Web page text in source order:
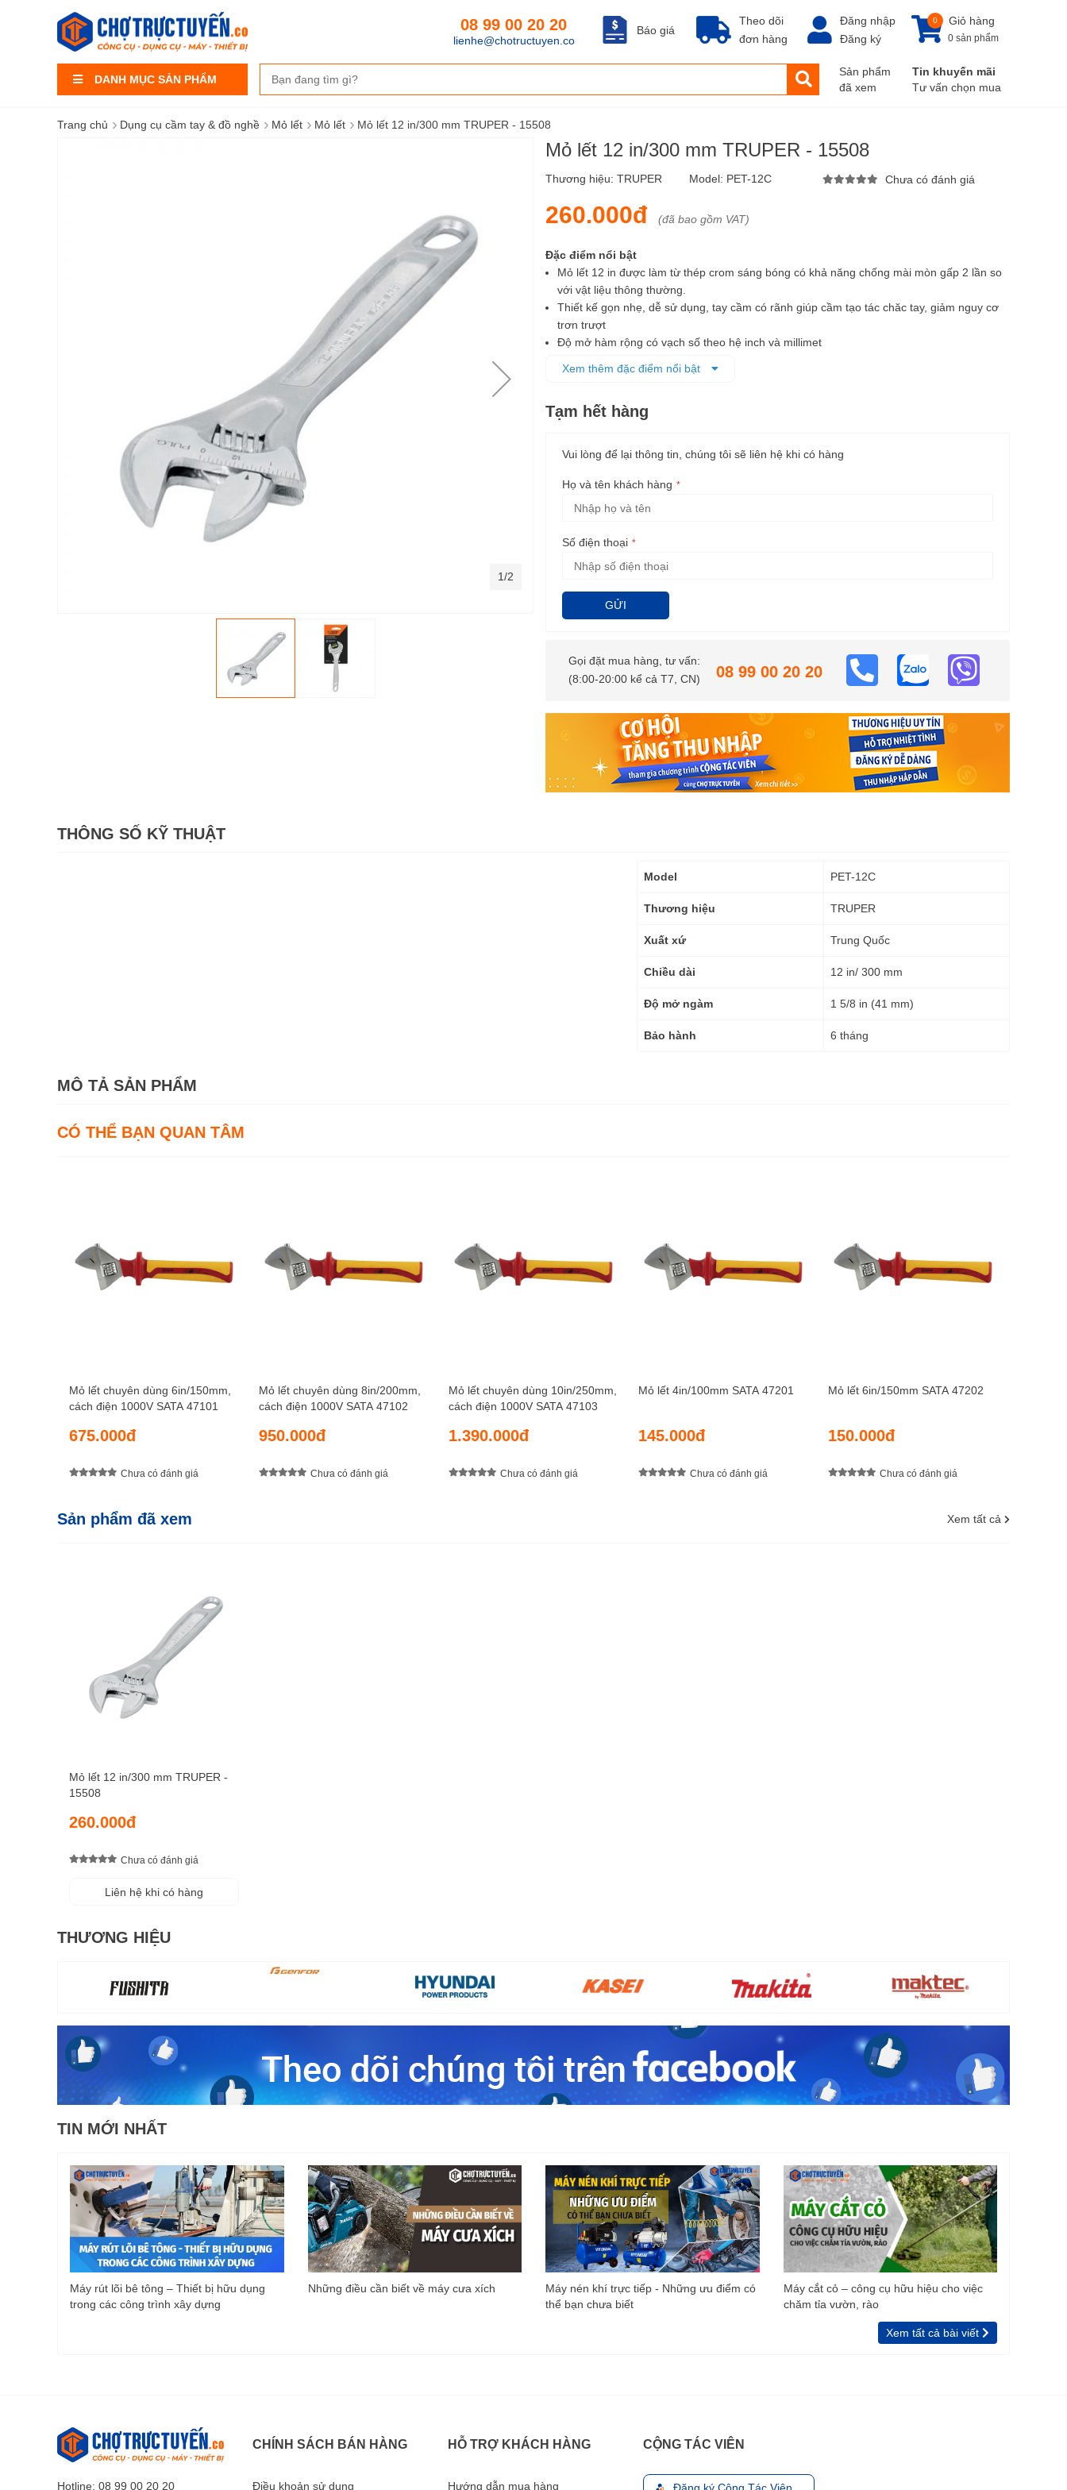
DANH MỤC SẢN PHẨM
Theo dõi
đơn hàng
Báo giá
08 99 00 20 20
lienhe@chotructuyen.co
Đăng nhập
Đăng ký
Giỏ hàng
0
0 sản phẩm
Sản phẩm
đã xem
Tin khuyến mãi
Tư vấn chọn mua
Trang chủ › Dụng cụ cầm tay & đồ nghề › Mỏ lết › Mỏ lết › Mỏ lết 12 in/300 mm TRUPER - 15508
Mỏ lết 12 in/300 mm TRUPER - 15508
Thương hiệu: TRUPER Model: PET-12C Chưa có đánh giá
260.000đ (đã bao gồm VAT)
Đặc điểm nổi bật
Mỏ lết 12 in được làm từ thép crom sáng bóng có khả năng chống mài mòn gấp 2 lần so
với vật liệu thông thường.
Thiết kế gọn nhẹ, dễ sử dụng, tay cầm có rãnh giúp cầm tạo tác chăc tay, giảm nguy cơ
trơn trượt
Độ mở hàm rộng có vạch số theo hệ inch và millimet
dùng trong công việc.
Xem thêm đặc điểm nổi bật
Tạm hết hàng
Vui lòng để lại thông tin, chúng tôi sẽ liên hệ khi có hàng
Họ và tên khách hàng
Số điện thoại
GỬI
Gọi đặt mua hàng, tư vấn:
(8:00-20:00 kể cả T7, CN)
08 99 00 20 20
1/2
THÔNG SỐ KỸ THUẬT
Thông
kỹ
Model PET-12C
Thương hiệu TRUPER
Xuất xứ Trung Quốc
Chiều dài 12 in/ 300 mm
Độ mở ngàm 1 5/8 in (41 mm)
Bảo hành 6 tháng
MÔ TẢ SẢN PHẨM
CÓ THỂ BẠN QUAN TÂM
Mỏ lết chuyên dùng 6in/150mm,
cách điện 1000V SATA 47101
675.000đ
Chưa có đánh giá
Mỏ lết chuyên dùng 8in/200mm,
cách điện 1000V SATA 47102
950.000đ
Chưa có đánh giá
Mỏ lết chuyên dùng 10in/250mm,
cách điện 1000V SATA 47103
1.390.000đ
Chưa có đánh giá
Mỏ lết 4in/100mm SATA 47201
145.000đ
Chưa có đánh giá
Mỏ lết 6in/150mm SATA 47202
150.000đ
Chưa có đánh giá
Sản phẩm đã xem Xem tất cả
Mỏ lết 12 in/300 mm TRUPER -
15508
260.000đ
Chưa có đánh giá
Liên hệ khi có hàng
THƯƠNG HIỆU
TIN MỚI NHẤT
Máy rút lõi bê tông – Thiết bị hữu dụng
trong các công trình xây dựng
Những điều cần biết về máy cưa xích
Máy nén khí trực tiếp - Những ưu điểm có
thể bạn chưa biết
Máy cắt cỏ – công cụ hữu hiệu cho việc
chăm tỉa vườn, rào
Xem tất cả bài viết
Hotline: 08 99 00 20 20
CHÍNH SÁCH BÁN HÀNG
Điều khoản sử dụng
HỖ TRỢ KHÁCH HÀNG
Hướng dẫn mua hàng
CỘNG TÁC VIÊN